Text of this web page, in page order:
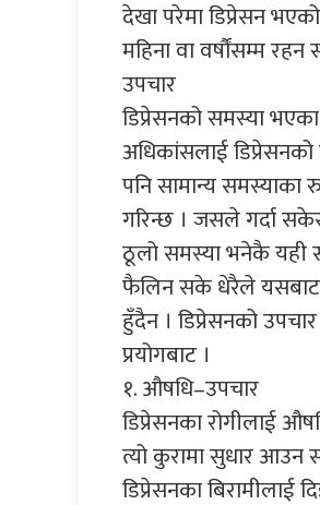
देखा परेमा डिप्रेसन
महिना वा वर्षौंसम्म
उपचार
डिप्रेसनको समस्या
अधिकांसलाई डिप्रेसनको
पनि सामान्य समस्याका
गरिन्छ । जसले गर्दा
ठूलो समस्या भनेकै यही
फैलिन सके धेरैले यसबाट
हुँदैन । डिप्रेसनको
प्रयोगबाट ।
१. औषधि–उपचार
डिप्रेसनका रोगीलाई
त्यो कुरामा सुधार आउन
डिप्रेसनका बिरामीलाई